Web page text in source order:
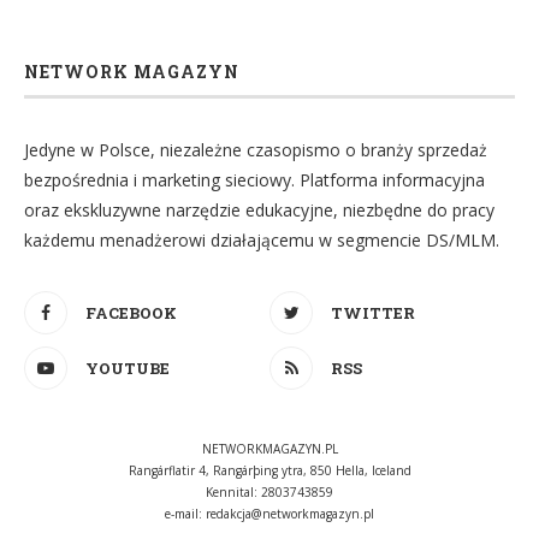
NETWORK MAGAZYN
Jedyne w Polsce, niezależne czasopismo o branży sprzedaż
bezpośrednia i marketing sieciowy. Platforma informacyjna
oraz ekskluzywne narzędzie edukacyjne, niezbędne do pracy
każdemu menadżerowi działającemu w segmencie DS/MLM.
FACEBOOK TWITTER
YOUTUBE RSS
NETWORKMAGAZYN.PL
Rangárflatir 4, Rangárþing ytra, 850 Hella, Iceland
Kennital: 2803743859
e-mail: redakcja@networkmagazyn.pl